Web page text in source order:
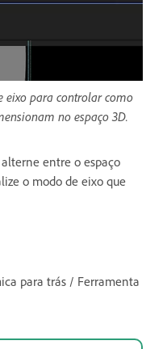
eixo para controlar como
no espaço 3D.
entre o espaço
o modo de eixo que
para trás / Ferramenta